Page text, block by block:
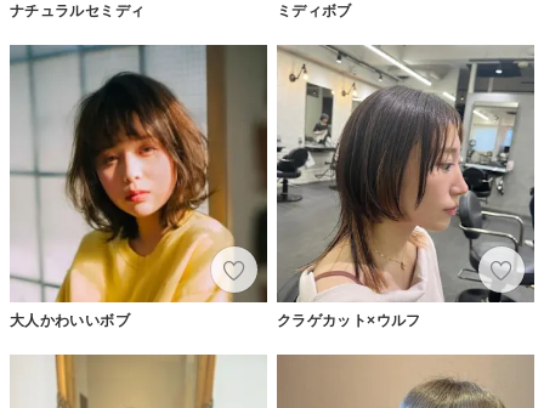
ナチュラルセミディ ミディボブ
大人かわいいボブ クラゲカット×ウルフ